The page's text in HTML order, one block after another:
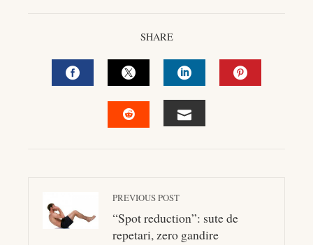
SHARE
FACEBOOKTWITTERLINKEDIN
PREVIOUS POST
“Spot reduction”: sute de
repetari, zero gandire